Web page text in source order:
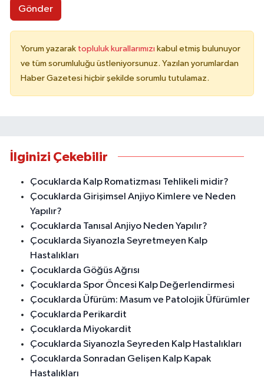
Gönder
Yorum yazarak topluluk kurallarımızı kabul etmiş bulunuyor
ve tüm sorumluluğu üstleniyorsunuz. Yazılan yorumlardan
Haber Gazetesi hiçbir şekilde sorumlu tutulamaz.
İlginizi Çekebilir
Çocuklarda Kalp Romatizması Tehlikeli midir?
Çocuklarda Girişimsel Anjiyo Kimlere ve Neden
Yapılır?
Çocuklarda Tanısal Anjiyo Neden Yapılır?
Çocuklarda Siyanozla Seyretmeyen Kalp
Hastalıkları
Çocuklarda Göğüs Ağrısı
Çocuklarda Spor Öncesi Kalp Değerlendirmesi
Çocuklarda Üfürüm: Masum ve Patolojik Üfürümler
Çocuklarda Perikardit
Çocuklarda Miyokardit
Çocuklarda Siyanozla Seyreden Kalp Hastalıkları
Çocuklarda Sonradan Gelişen Kalp Kapak
Hastalıkları